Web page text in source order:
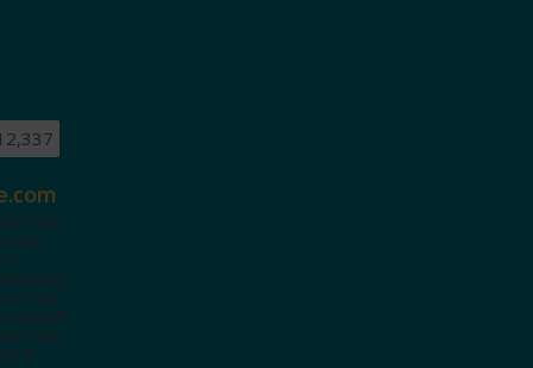
e
te con
alla
le